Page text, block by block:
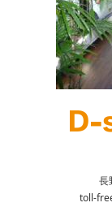
長
toll-